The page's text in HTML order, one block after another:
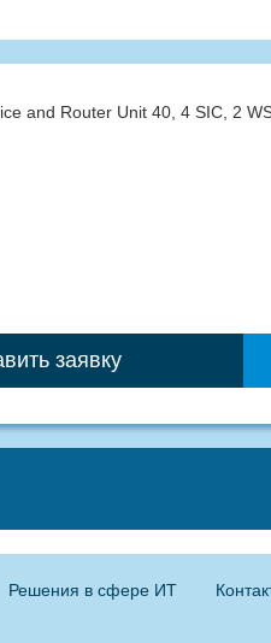
and Router Unit 40, 4 SIC, 2
заявку
Решения в сфере ИТ